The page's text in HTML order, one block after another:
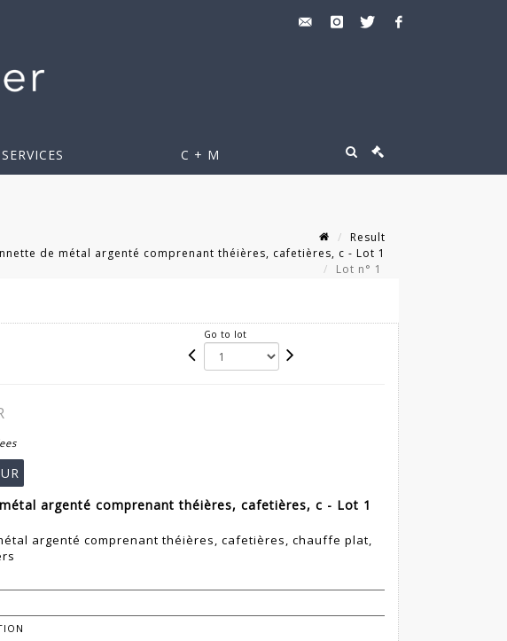
C + M
Result
de métal argenté comprenant théières, cafetières, c - Lot 1
Lot n° 1
Go to lot
argenté comprenant théières, cafetières, c - Lot 1
argenté comprenant théières, cafetières, chauffe plat,